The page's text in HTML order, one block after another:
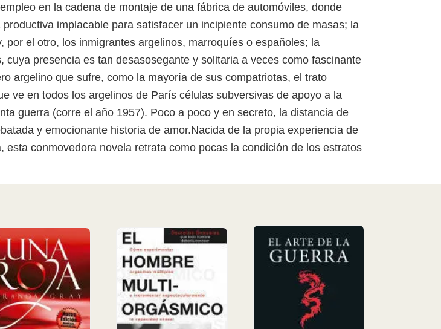
en la cadena de montaje de una fábrica de automóviles, donde
implacable para satisfacer un incipiente consumo de masas; la
el otro, los inmigrantes argelinos, marroquíes o españoles; la
presencia es tan desasosegante y solitaria a veces como fascinante
argelino que sufre, como la mayoría de sus compatriotas, el trato
ve en todos los argelinos de París células subversivas de apoyo a la
guerra (corre el año 1957). Poco a poco y en secreto, la distancia de
y emocionante historia de amor.Nacida de la propia experiencia de
conmovedora novela retrata como pocas la condición de los estratos